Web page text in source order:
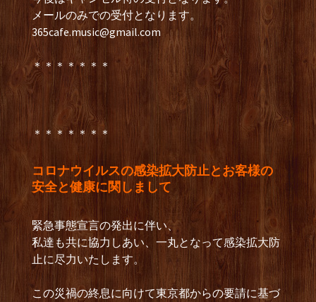
メールのみでの受付となります。
365cafe.music@gmail.com
＊＊＊＊＊＊＊
＊＊＊＊＊＊＊
コロナウイルスの感染拡大防止とお客様の
安全と健康に関しまして
緊急事態宣言の発出に伴い、
私達も共に協力しあい、一丸となって感染拡大防
止に尽力いたします。
この災禍の終息に向けて東京都からの要請に基づ